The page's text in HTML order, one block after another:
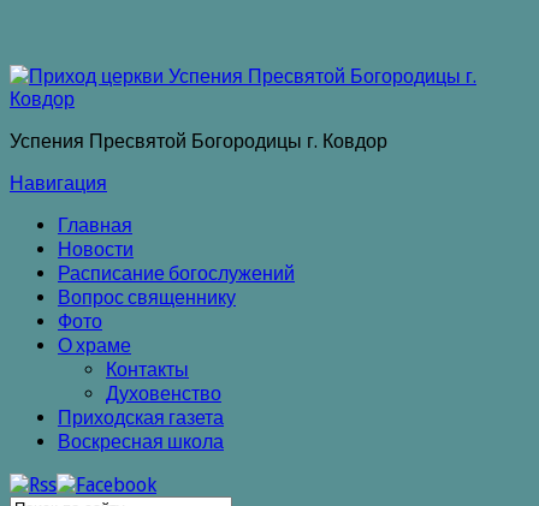
Успения Пресвятой Богородицы г. Ковдор
Навигация
Главная
Новости
Расписание богослужений
Вопрос священнику
Фото
О храме
Контакты
Духовенство
Приходская газета
Воскресная школа